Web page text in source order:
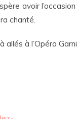
avoir
chanté.
allés à l’Opéra